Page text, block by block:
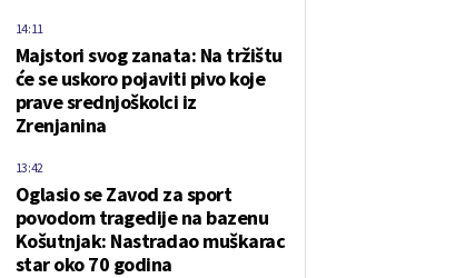
Majstori svog zanata: Na tržištu
će se uskoro pojaviti pivo koje
prave srednjoškolci iz
Zrenjanina
14:11
Oglasio se Zavod za sport
povodom tragedije na bazenu
Košutnjak: Nastradao muškarac
star oko 70 godina
13:42